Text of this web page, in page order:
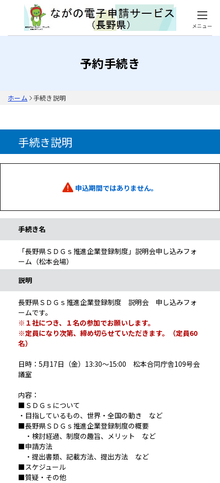
メニュー
予約手続き
ホーム 手続き説明
手続き説明
申込期間ではありません。
手続き名
「長野県ＳＤＧｓ推進企業登録制度」説明会申し込みフォ
ーム（松本会場）
説明
長野県ＳＤＧｓ推進企業登録制度 説明会 申し込みフォ
ームです。
※１社につき、１名の参加でお願いします。
※定員になり次第、締め切らせていただきます。（定員60
名）
日時：5月17日（金）13:30～15:00 松本合同庁舎109号会
議室
内容：
■ＳＤＧｓについて
・目指しているもの、世界・全国の動き など
■長野県ＳＤＧｓ推進企業登録制度の概要
・検討経過、制度の趣旨、メリット など
■申請方法
・提出書類、記載方法、提出方法 など
■スケジュール
■質疑・その他